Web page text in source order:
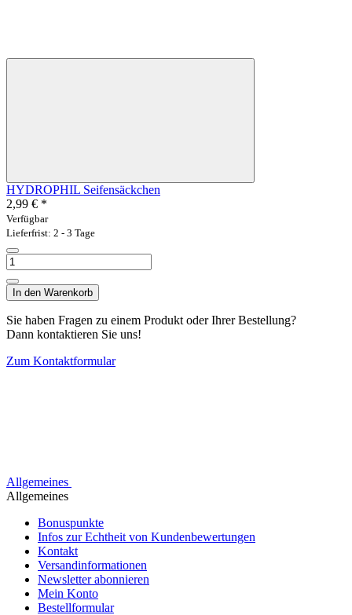
HYDROPHIL Seifensäckchen
2,99 € *
Verfügbar
Lieferfrist: 2 - 3 Tage
In den Warenkorb
Sie haben Fragen zu einem Produkt oder Ihrer Bestellung?
Dann kontaktieren Sie uns!
Zum Kontaktformular
Allgemeines
Allgemeines
Bonuspunkte
Infos zur Echtheit von Kundenbewertungen
Kontakt
Versandinformationen
Newsletter abonnieren
Mein Konto
Bestellformular